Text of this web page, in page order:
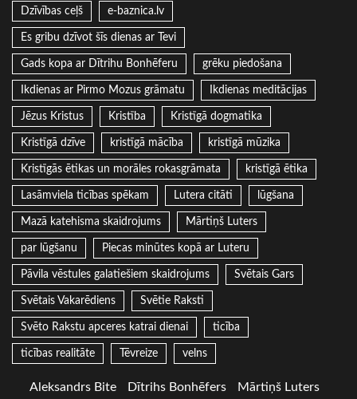
Dzīvības ceļš e-baznica.lv
Es gribu dzīvot šīs dienas ar Tevi
Gads kopa ar Dītrihu Bonhēferu grēku piedošana
Ikdienas ar Pirmo Mozus grāmatu Ikdienas meditācijas
Jēzus Kristus Kristība Kristīgā dogmatika
Kristīgā dzīve kristīgā mācība kristīgā mūzika
Kristīgās ētikas un morāles rokasgrāmata kristīgā ētika
Lasāmviela ticības spēkam Lutera citāti lūgšana
Mazā katehisma skaidrojums Mārtiņš Luters
par lūgšanu Piecas minūtes kopā ar Luteru
Pāvila vēstules galatiešiem skaidrojums Svētais Gars
Svētais Vakarēdiens Svētie Raksti
Svēto Rakstu apceres katrai dienai ticība
ticības realitāte Tēvreize velns
Aleksandrs Bite Dītrihs Bonhēfers Mārtiņš Luters